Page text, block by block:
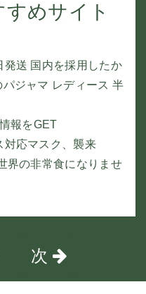
すめサイト
送 国内を採用したか
ジャマ レディース 半
報をGET
対応マスク、襲来
界の非常食になりませ
次